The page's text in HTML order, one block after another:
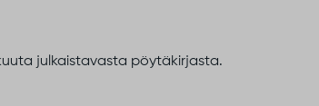
julkaistavasta pöytäkirjasta.